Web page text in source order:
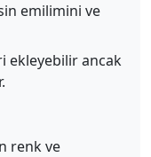
emilimini ve
ekleyebilir ancak
renk ve